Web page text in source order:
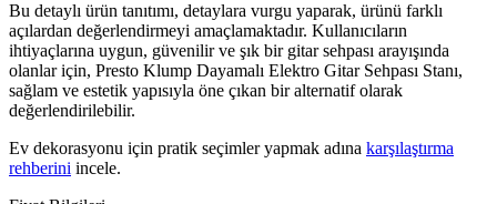
Bu detaylı ürün tanıtımı, detaylara vurgu yaparak, ürünü farklı
açılardan değerlendirmeyi amaçlamaktadır. Kullanıcıların
ihtiyaçlarına uygun, güvenilir ve şık bir gitar sehpası arayışında
olanlar için, Presto Klump Dayamalı Elektro Gitar Sehpası Stanı,
sağlam ve estetik yapısıyla öne çıkan bir alternatif olarak
değerlendirilebilir.
Ev dekorasyonu için pratik seçimler yapmak adına karşılaştırma
rehberini incele.